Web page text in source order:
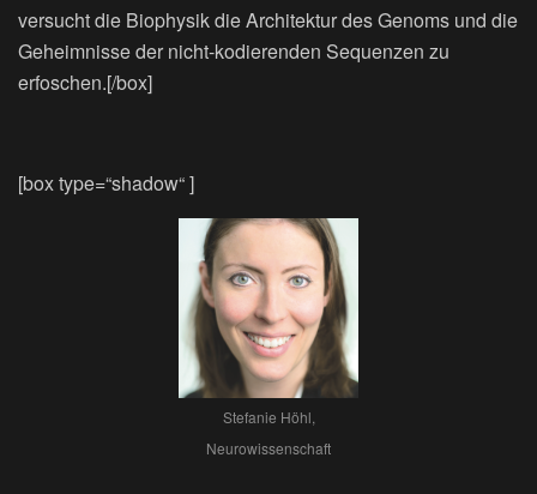
versucht die Biophysik die Architektur des Genoms und die
Geheimnisse der nicht-kodierenden Sequenzen zu
erfoschen.[/box]
[box type=“shadow“ ]
Stefanie Höhl,
Neurowissenschaft